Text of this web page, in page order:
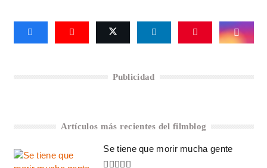
Publicidad
Artículos más recientes del filmblog
Se tiene que morir mucha gente